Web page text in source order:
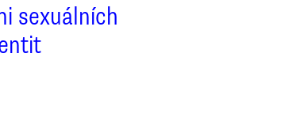
sexuálních